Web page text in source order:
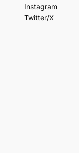
Instagram
Twitter/X